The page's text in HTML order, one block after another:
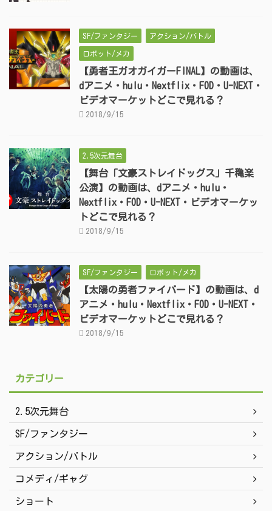
SF/ファンタジー アクション/バトル
ロボット/メカ
【勇者王ガオガイガーFINAL】の動画は、
dアニメ・hulu・Nextflix・FOD・U-NEXT・
ビデオマーケットどこで見れる？
2018/9/15
2.5次元舞台
【舞台「文豪ストレイドッグス」千穐楽
公演】の動画は、dアニメ・hulu・
Nextflix・FOD・U-NEXT・ビデオマーケッ
トどこで見れる？
2018/9/15
SF/ファンタジー ロボット/メカ
【太陽の勇者ファイバード】の動画は、d
アニメ・hulu・Nextflix・FOD・U-NEXT・
ビデオマーケットどこで見れる？
2018/9/15
カテゴリー
2.5次元舞台
SF/ファンタジー
アクション/バトル
コメディ/ギャグ
ショート